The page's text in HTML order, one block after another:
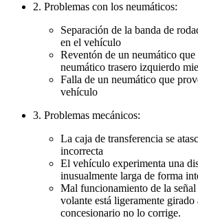
2. Problemas con los neumáticos:
Separación de la banda de
en el vehículo
Reventón de un neumático
neumático trasero izquierdo
Falla de un neumático que
vehículo
3. Problemas mecánicos:
La caja de transferencia se
incorrecta
El vehículo experimenta una
inusualmente larga de forma
Mal funcionamiento de la
volante está ligeramente girado
concesionario no lo corrige.